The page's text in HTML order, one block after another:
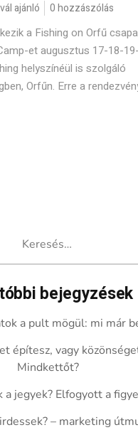
ajánló 0 hozzászólás
a Fishing on Orfű
et augusztus 17-18-
helyszínéül is szolgáló
Orfűn. Erre a
bejegyzések
a pult mögül: mi már
építesz, vagy
Mindkettőt?
a jegyek? Elfogyott a
– marketing